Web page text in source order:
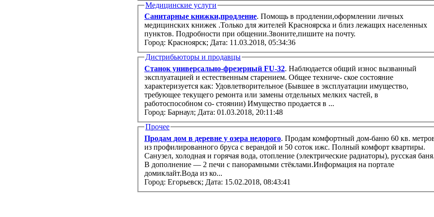
Медицинские услуги
Санитарные книжки,продление. Помощь в продлении,оформлении личных
медицинских книжек .Только для жителей Красноярска и близ лежащих населенных
пунктов. Подробности при общении.Звоните,пишите на почту.
Город: Красноярск; Дата: 11.03.2018, 05:34:36
Дистрибьюторы и продавцы
Станок универсально-фрезерный FU-32. Наблюдается общий износ вызванный
эксплуатацией и естественным старением. Общее техниче- ское состояние
характеризуется как: Удовлетворительное (Бывшее в эксплуатации имущество,
требующее текущего ремонта или замены отдельных мелких частей, в
работоспособном со- стоянии) Имущество продается в ...
Город: Барнаул; Дата: 01.03.2018, 20:11:48
Прочее
Продам дом в деревне у озера недорого. Продам комфортный дом-баню 60 кв.
из профилированного бруса с верандой и 50 соток ижс. Полный комфорт квартиры.
Санузел, холодная и горячая вода, отопление (электрические радиаторы), русская баня.
В дополнение — 2 печи с панорамными стёклами.Информация на портале
домиклайт.Вода из ко...
Город: Егорьевск; Дата: 15.02.2018, 08:43:41